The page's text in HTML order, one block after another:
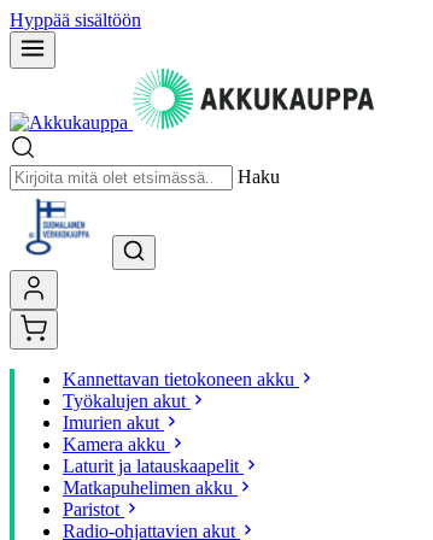
Hyppää sisältöön
Haku
Kannettavan tietokoneen akku
Työkalujen akut
Imurien akut
Kamera akku
Laturit ja latauskaapelit
Matkapuhelimen akku
Paristot
Radio-ohjattavien akut